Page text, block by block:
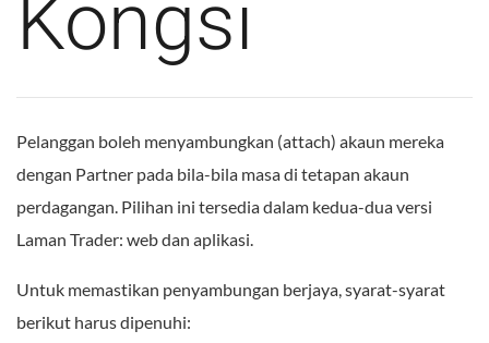
Kongsi
Pelanggan boleh menyambungkan (attach) akaun mereka
dengan Partner pada bila-bila masa di tetapan akaun
perdagangan. Pilihan ini tersedia dalam kedua-dua versi
Laman Trader: web dan aplikasi.
Untuk memastikan penyambungan berjaya, syarat-syarat
berikut harus dipenuhi: